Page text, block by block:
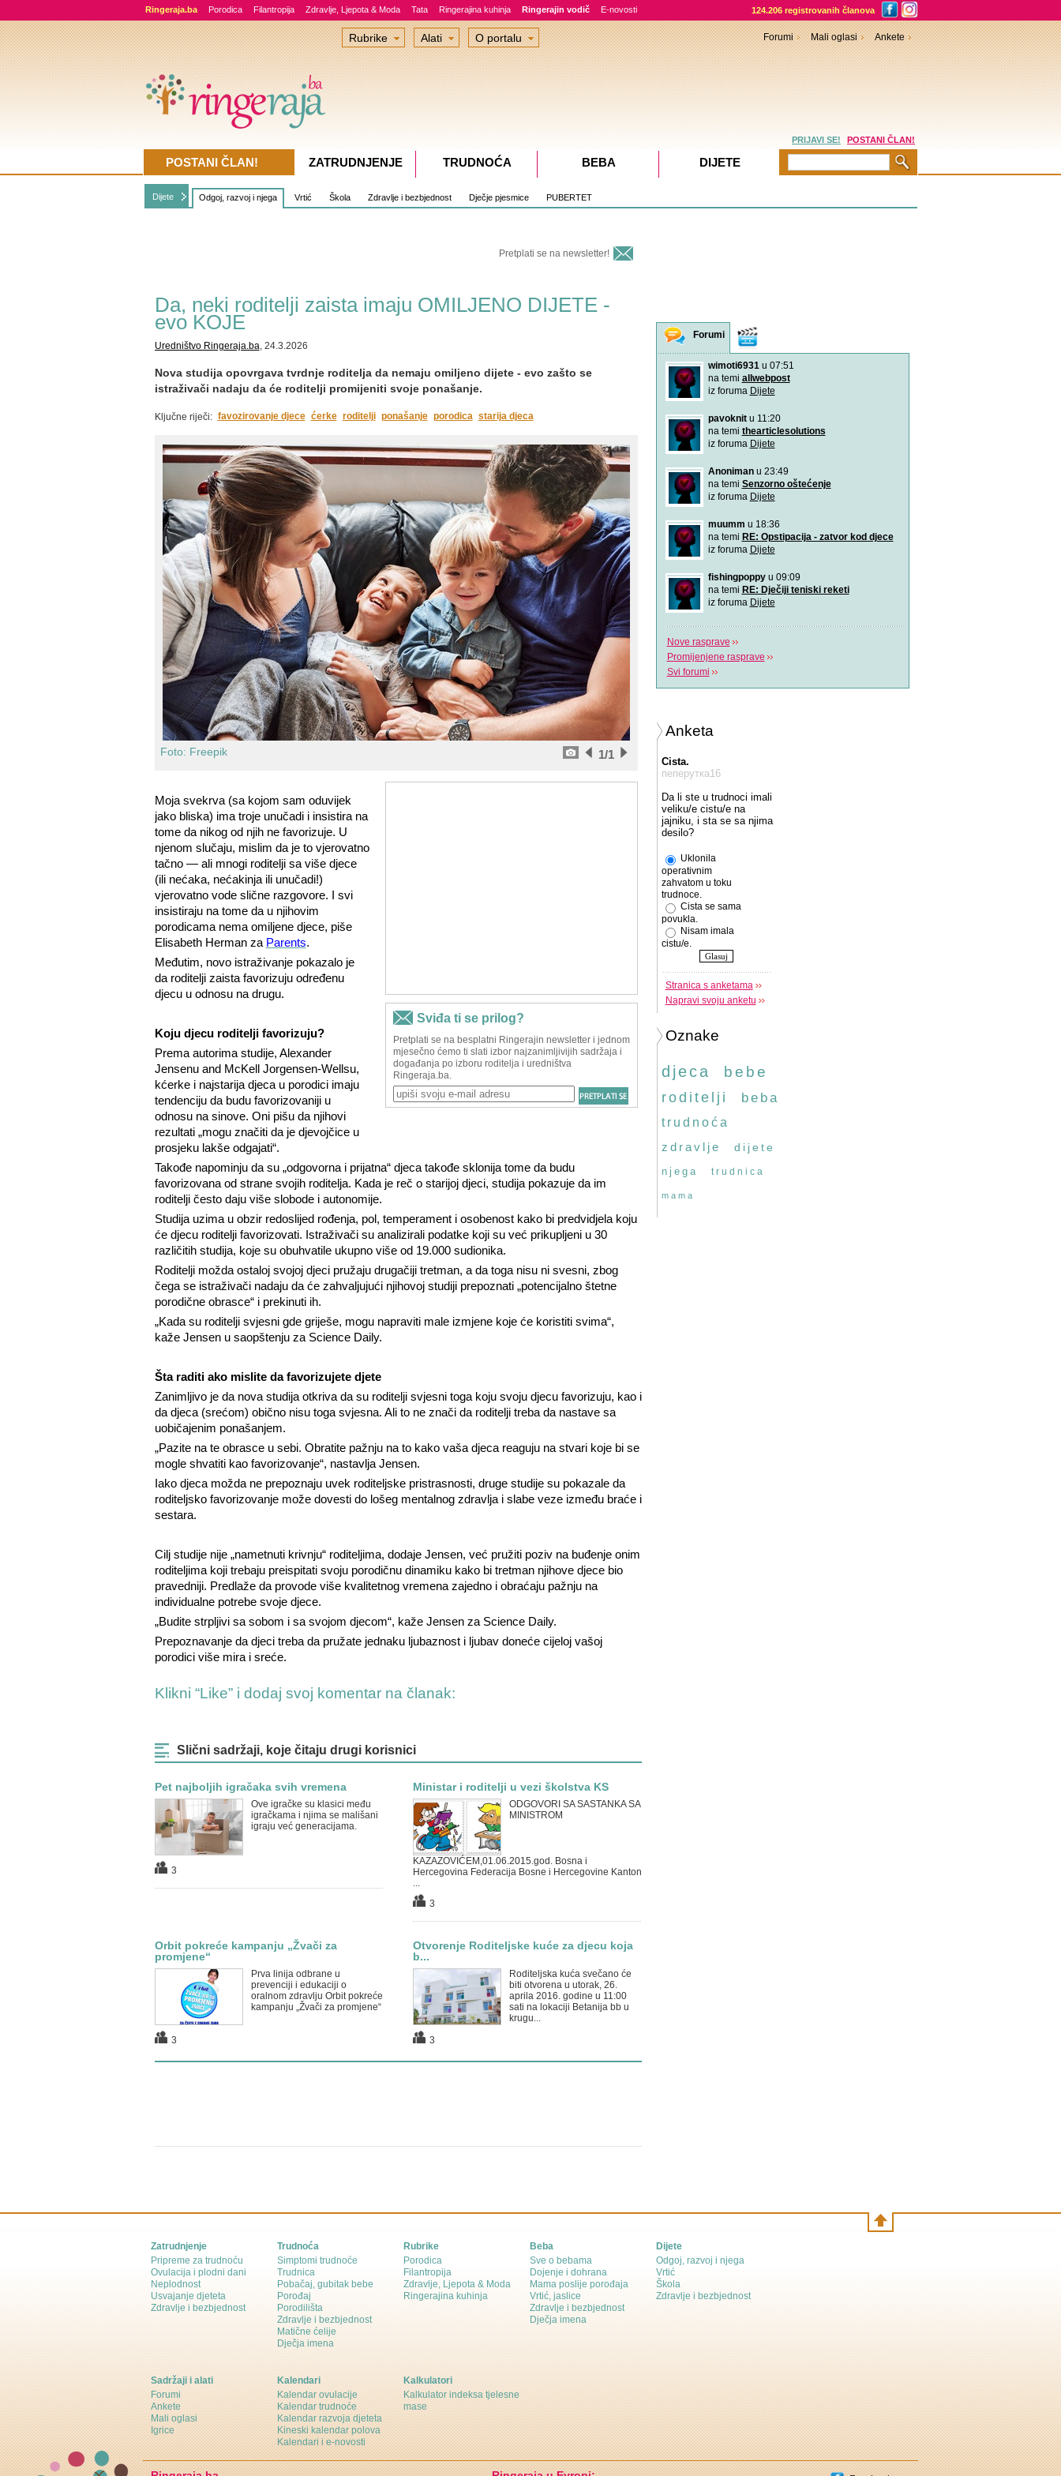
Ringeraja.ba Porodica Filantropija Zdravlje, Ljepota & Moda Tata Ringerajina kuhinja Ringerajin vodič E-novosti 124.206 registrovanih članova
Dijete Odgoj, razvoj i njega Vrtić Škola Zdravlje i bezbjednost Dječje pjesmice PUBERTET
Pretplati se na newsletter!
Da, neki roditelji zaista imaju OMILJENO DIJETE -
evo KOJE
Uredništvo Ringeraja.ba, 24.3.2026
Nova studija opovrgava tvrdnje roditelja da nemaju omiljeno dijete - evo zašto se
istraživači nadaju da će roditelji promijeniti svoje ponašanje.
Ključne riječi: favozirovanje djece ćerke roditelji ponašanje porodica starija djeca
Foto: Freepik /1
1
Moja svekrva (sa kojom sam oduvijek
jako bliska) ima troje unučadi i insistira na
tome da nikog od njih ne favorizuje. U
njenom slučaju, mislim da je to vjerovatno
tačno — ali mnogi roditelji sa više djece
(ili nećaka, nećakinja ili unučadi!)
vjerovatno vode slične razgovore. I svi
insistiraju na tome da u njihovim
porodicama nema omiljene djece, piše
Elisabeth Herman za Parents.
Međutim, novo istraživanje pokazalo je
da roditelji zaista favorizuju određenu
djecu u odnosu na drugu.
Koju djecu roditelji favorizuju?
Prema autorima studije, Alexander
Jensenu and McKell Jorgensen-Wellsu,
kćerke i najstarija djeca u porodici imaju
tendenciju da budu favorizovaniji u
odnosu na sinove. Oni pišu da njihovi
rezultati „mogu značiti da je djevojčice u
prosjeku lakše odgajati“.
Takođe napominju da su „odgovorna i prijatna“ djeca takođe sklonija tome da budu
favorizovana od strane svojih roditelja. Kada je reč o starijoj djeci, studija pokazuje da im
roditelji često daju više slobode i autonomije.
Studija uzima u obzir redoslijed rođenja, pol, temperament i osobenost kako bi predvidjela koju
će djecu roditelji favorizovati. Istraživači su analizirali podatke koji su već prikupljeni u 30
različitih studija, koje su obuhvatile ukupno više od 19.000 sudionika.
Roditelji možda ostaloj svojoj djeci pružaju drugačiji tretman, a da toga nisu ni svesni, zbog
čega se istraživači nadaju da će zahvaljujući njihovoj studiji prepoznati „potencijalno štetne
porodične obrasce“ i prekinuti ih.
„Kada su roditelji svjesni gde griješe, mogu napraviti male izmjene koje će koristiti svima“,
kaže Jensen u saopštenju za Science Daily.
Šta raditi ako mislite da favorizujete djete
Zanimljivo je da nova studija otkriva da su roditelji svjesni toga koju svoju djecu favorizuju, kao i
da djeca (srećom) obično nisu toga svjesna. Ali to ne znači da roditelji treba da nastave sa
uobičajenim ponašanjem.
„Pazite na te obrasce u sebi. Obratite pažnju na to kako vaša djeca reaguju na stvari koje bi se
mogle shvatiti kao favorizovanje“, nastavlja Jensen.
Iako djeca možda ne prepoznaju uvek roditeljske pristrasnosti, druge studije su pokazale da
roditeljsko favorizovanje može dovesti do lošeg mentalnog zdravlja i slabe veze između braće i
sestara.
Cilj studije nije „nametnuti krivnju“ roditeljima, dodaje Jensen, već pružiti poziv na buđenje onim
roditeljima koji trebaju preispitati svoju porodičnu dinamiku kako bi tretman njihove djece bio
pravedniji. Predlaže da provode više kvalitetnog vremena zajedno i obraćaju pažnju na
individualne potrebe svoje djece.
„Budite strpljivi sa sobom i sa svojom djecom“, kaže Jensen za Science Daily.
Prepoznavanje da djeci treba da pružate jednaku ljubaznost i ljubav doneće cijeloj vašoj
porodici više mira i sreće.
Klikni “Like” i dodaj svoj komentar na članak:
Slični sadržaji, koje čitaju drugi korisnici
Pet najboljih igračaka svih vremena
Ove igračke su klasici među
igračkama i njima se mališani
igraju već generacijama.
3
Ministar i roditelji u vezi školstva KS
ODGOVORI SA SASTANKA SA
MINISTROM
KAZAZOVIĆEM,01.06.2015.god. Bosna i
Hercegovina Federacija Bosne i Hercegovine Kanton
...
3
Orbit pokreće kampanju „Žvači za
promjene“
Prva linija odbrane u
prevenciji i edukaciji o
oralnom zdravlju Orbit pokreće
kampanju „Žvači za promjene“
3
Otvorenje Roditeljske kuće za djecu koja
b...
Roditeljska kuća svečano će
biti otvorena u utorak, 26.
aprila 2016. godine u 11:00
sati na lokaciji Betanija bb u
krugu...
3
Forumi
wimoti6931u 07:51
na temi allwebpost
iz foruma Dijete
pavoknitu 11:20
na temi thearticlesolutions
iz foruma Dijete
Anonimanu 23:49
na temi Senzorno oštećenje
iz foruma Dijete
muumm u 18:36
na temi RE: Opstipacija - zatvor kod djece
iz foruma Dijete
fishingpoppyu 09:09
na temi RE: Dječiji teniski reketi
iz foruma Dijete
Nove rasprave
Promijenjene rasprave
Svi forumi
Anketa
Cista.
пеперутка16
Da li ste u trudnoci imali
veliku/e cistu/e na
jajniku, i sta se sa njima
desilo?
Uklonila
operativnim
zahvatom u toku
trudnoce.
Cista se sama
povukla.
Nisam imala
cistu/e.
Stranica s anketama
Napravi svoju anketu
Oznake
djeca bebe
roditelji beba
trudnoća
zdravlje
dijete
njega trudnica
mama
Rubrike Alati O portalu Forumi Mali oglasi Ankete
PRIJAVI SE! POSTANI ČLAN!
POSTANI ČLAN! ZATRUDNJENJE TRUDNOĆA BEBA DIJETE
Zatrudnjenje
Pripreme za trudnoću
Ovulacija i plodni dani
Neplodnost
Usvajanje djeteta
Zdravlje i bezbjednost
Trudnoća
Simptomi trudnoće
Trudnica
Pobačaj, gubitak bebe
Porođaj
Porodilišta
Zdravlje i bezbjednost
Matične ćelije
Dječja imena
Rubrike
Porodica
Filantropija
Zdravlje, Ljepota & Moda
Ringerajina kuhinja
Beba
Sve o bebama
Dojenje i dohrana
Mama poslije porođaja
Vrtić, jaslice
Zdravlje i bezbjednost
Dječja imena
Dijete
Odgoj, razvoj i njega
Vrtić
Škola
Zdravlje i bezbjednost
Sadržaji i alati
Forumi
Ankete
Mali oglasi
Igrice
Kalendari
Kalendar ovulacije
Kalendar trudnoće
Kalendar razvoja djeteta
Kineski kalendar polova
Kalendari i e-novosti
Kalkulatori
Kalkulator indeksa tjelesne
mase